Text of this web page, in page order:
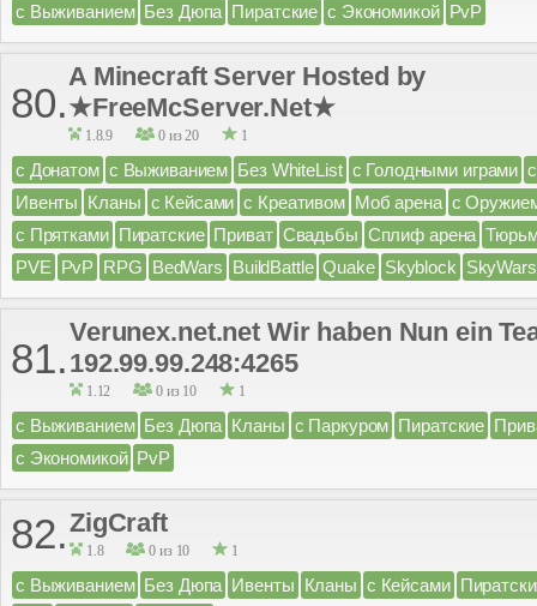
с Выживанием Без Дюпа Пиратские с Экономикой PvP
80.
A Minecraft Server Hosted by
★FreeMcServer.Net★
1.8.9 0 из 20 1
с Донатом с Выживанием Без WhiteList с Голодными играми
Ивенты Кланы с Кейсами с Креативом Моб арена с
с Прятками Пиратские Приват Свадьбы Сплиф арена
PVE PvP RPG BedWars BuildBattle Quake Skyblock SkyWars
81.
Verunex.net.net Wir haben Nun ein
192.99.99.248:4265
1.12 0 из 10 1
с Выживанием Без Дюпа Кланы с Паркуром Пиратские
с Экономикой PvP
82.ZigCraft
1.8 0 из 10 1
с Выживанием Без Дюпа Ивенты Кланы с Кейсами